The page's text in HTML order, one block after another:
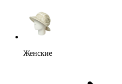
Женские